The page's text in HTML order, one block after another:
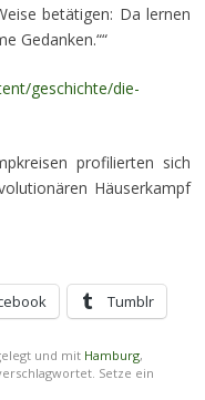
betätigen: Da lernen
Gedanken.““
geschichte/die-
profilierten sich
Häuserkampf
Tumblr
und mit Hamburg,
Setze ein